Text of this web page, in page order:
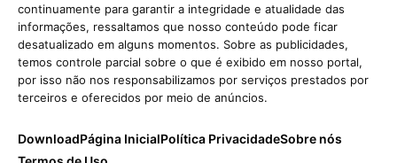
continuamente para garantir a integridade e atualidade das
informações, ressaltamos que nosso conteúdo pode ficar
desatualizado em alguns momentos. Sobre as publicidades,
temos controle parcial sobre o que é exibido em nosso portal,
por isso não nos responsabilizamos por serviços prestados por
terceiros e oferecidos por meio de anúncios.
DownloadPágina InicialPolítica PrivacidadeSobre nós